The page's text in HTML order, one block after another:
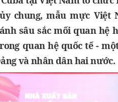
chung, mẫu mực Việt
sâu sắc mối quan hệ
quan hệ quốc tế -
và nhân dân hai nước.